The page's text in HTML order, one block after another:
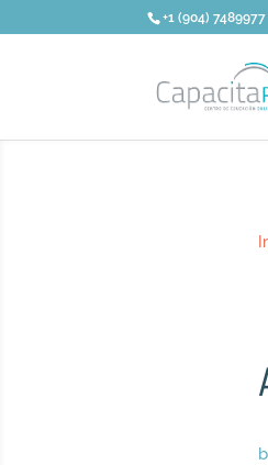
+1 (904) 7489977